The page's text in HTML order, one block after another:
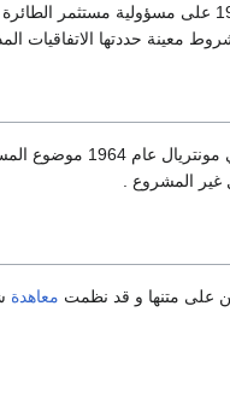
التاخير في نقل المسافرين و امتعتهم او التاخر في نقل البضائع كما نصت
حددتها الاتفاقيات
يحدث في مجال االملاحة الجوية ان
المشروع .
على متنها و قد نظمت معاهدة